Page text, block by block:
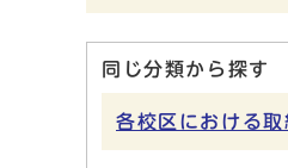
同じ分類から探す
各校区における取